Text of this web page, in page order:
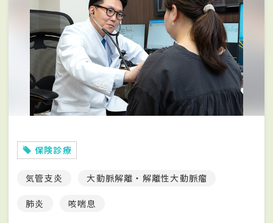
保険診療
気管支炎 大動脈解離・解離性大動脈瘤
肺炎 咳喘息